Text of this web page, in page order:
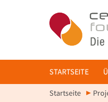
STARTSEITE
Startseite